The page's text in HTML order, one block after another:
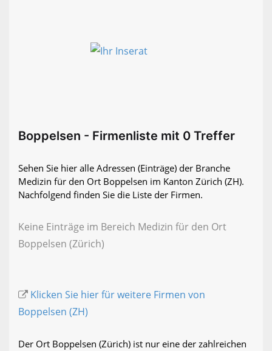
Boppelsen - Firmenliste mit 0 Treffer
Sehen Sie hier alle Adressen (Einträge) der Branche
Medizin für den Ort Boppelsen im Kanton Zürich (ZH).
Nachfolgend finden Sie die Liste der Firmen.
Keine Einträge im Bereich Medizin für den Ort
Boppelsen (Zürich)
Klicken Sie hier für weitere Firmen von
Boppelsen (ZH)
Der Ort Boppelsen (Zürich) ist nur eine der zahlreichen